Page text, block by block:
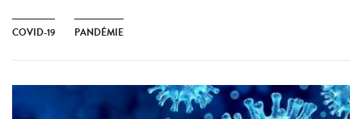
COVID-19 PANDÉMIE